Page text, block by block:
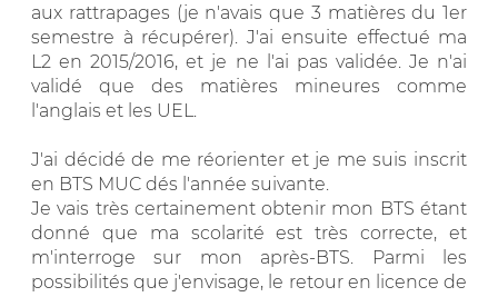
aux rattrapages (je n'avais que 3 matières du 1er
semestre à récupérer). J'ai ensuite effectué ma
L2 en 2015/2016, et je ne l'ai pas validée. Je n'ai
validé que des matières mineures comme
l'anglais et les UEL.
J'ai décidé de me réorienter et je me suis inscrit
en BTS MUC dés l'année suivante.
Je vais très certainement obtenir mon BTS étant
donné que ma scolarité est très correcte, et
m'interroge sur mon après-BTS. Parmi les
possibilités que j'envisage, le retour en licence de